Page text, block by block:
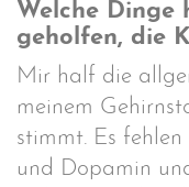
Welche Dinge
geholfen, die
Mir half die
meinem
stimmt. Es
und Dopamin